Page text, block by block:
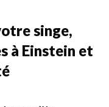
singe,
à Einstein et